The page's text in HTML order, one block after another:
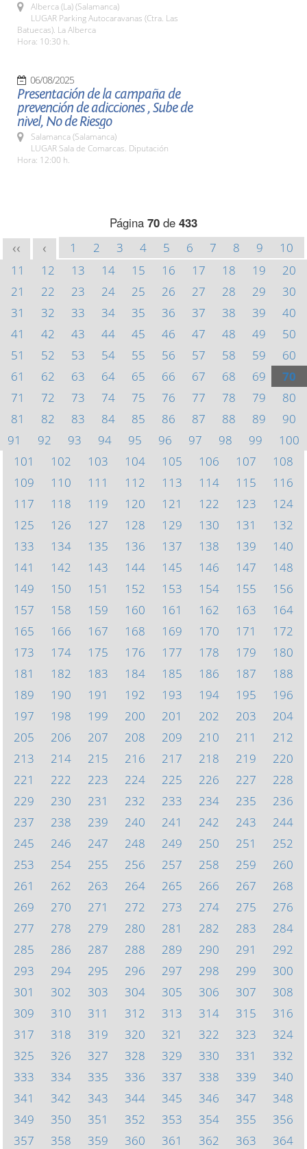
Alberca (La) (Salamanca)
LUGAR Parking Autocaravanas (Ctra. Las
Batuecas). La Alberca
Hora: 10:30 h.
06/08/2025
Presentación de la campaña de
prevención de adicciones , Sube de
nivel, No de Riesgo
Salamanca (Salamanca)
LUGAR Sala de Comarcas. Diputación
Hora: 12:00 h.
Página 70 de 433
<< < 1 2 3 4 5 6 7 8 9
10
11
12 13 14 15 16 17 18 19
20
21
22 23 24 25 26 27 28 29
30
31
32 33 34 35 36 37 38 39
40
41
42 43 44 45 46 47 48 49
50
51
52 53 54 55 56 57 58 59
60
61
62 63 64 65 66 67 68 69
70
71
72 73 74 75 76 77 78 79
80
81
82 83 84 85 86 87 88 89
90
91
92 93 94 95 96 97 98 99
100
101
102 103 104 105 106 107
108
109
110 111 112 113 114 115
116
117
118 119 120 121 122 123
124
125
126 127 128 129 130 131
132
133
134 135 136 137 138 139
140
141
142 143 144 145 146 147
148
149
150 151 152 153 154 155
156
157
158 159 160 161 162 163
164
165
166 167 168 169 170 171
172
173
174 175 176 177 178 179
180
181
182 183 184 185 186 187
188
189
190 191 192 193 194 195
196
197
198 199 200 201 202 203
204
205
206 207 208 209 210 211
212
213
214 215 216 217 218 219
220
221
222 223 224 225 226 227
228
229
230 231 232 233 234 235
236
237
238 239 240 241 242 243
244
245
246 247 248 249 250 251
252
253
254 255 256 257 258 259
260
261
262 263 264 265 266 267
268
269
270 271 272 273 274 275
276
277
278 279 280 281 282 283
284
285
286 287 288 289 290 291
292
293
294 295 296 297 298 299
300
301
302 303 304 305 306 307
308
309
310 311 312 313 314 315
316
317
318 319 320 321 322 323
324
325
326 327 328 329 330 331
332
333
334 335 336 337 338 339
340
341
342 343 344 345 346 347
348
349
350 351 352 353 354 355
356
357
358 359 360 361 362 363 364